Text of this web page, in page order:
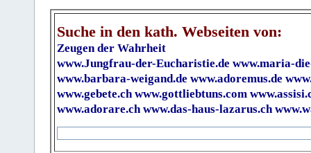
Suche in den kath. Webseiten von:
Zeugen der Wahrheit
www.Jungfrau-der-Eucharistie.de www.maria-
www.barbara-weigand.de www.adoremus.de
www.gebete.ch www.gottliebtuns.com
www.adorare.ch www.das-haus-lazarus.ch